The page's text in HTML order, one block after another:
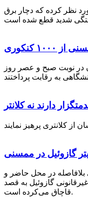
نظر کرده که دچار برق
کنکوری
علوم ریاضی، هنروزبان در نوبت صبح و عصر روز
دارند نه کلانتر
بلافاصله در محل حاضر و
غیرقانونی گازوئیل به قصد
قاچاق می‌کرده است.